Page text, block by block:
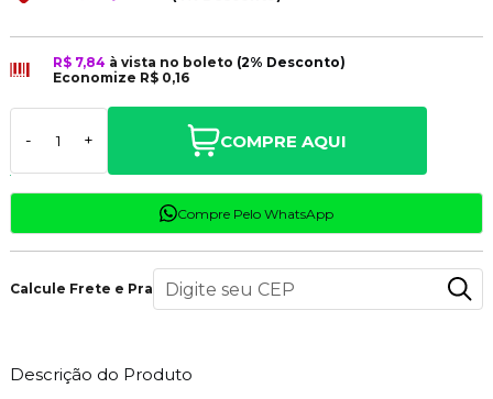
R$ 7,84 à vista no boleto (2% Desconto)
Economize R$ 0,16
- + COMPRE AQUI
Compre Pelo WhatsApp
Calcule Frete e Prazo
Descrição do Produto